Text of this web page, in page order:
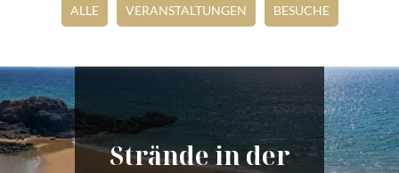
ALLE VERANSTALTUNGEN BESUCHE
Strände in der